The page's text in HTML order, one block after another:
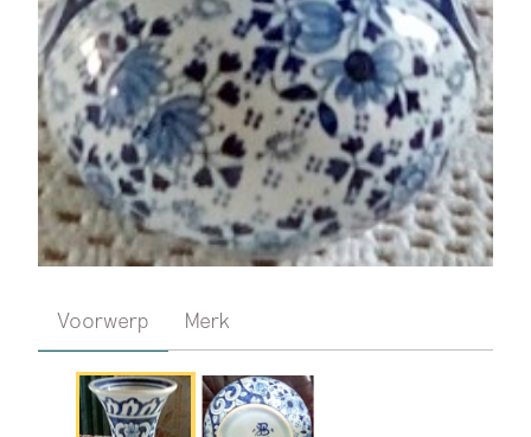
Voorwerp Merk